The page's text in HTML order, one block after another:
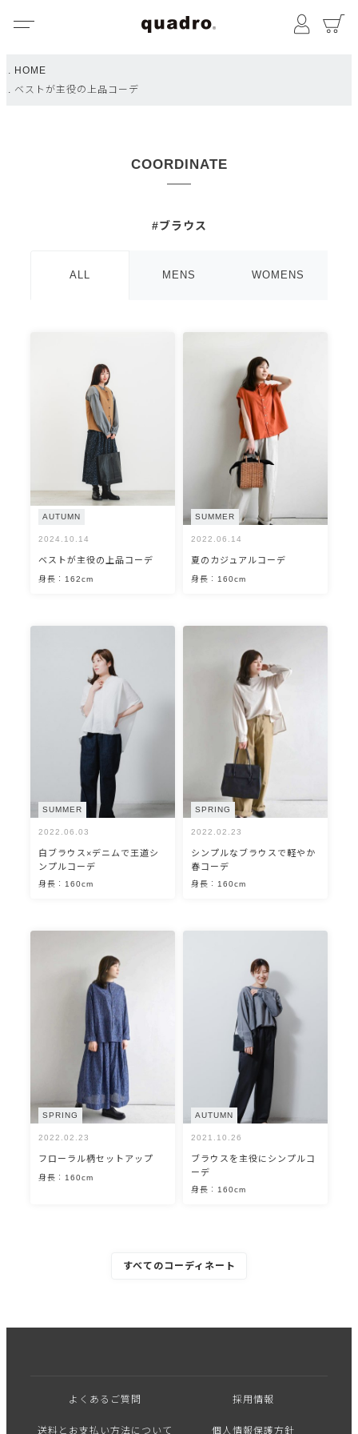
マイペ
HOME
ベストが主役の上品コーデ
COORDINATE
#ブラウス
ALL MENS WOMENS
AUTUMN
2024.10.14
ベストが主役の上品コーデ
身長：162cm
SUMMER
2022.06.14
夏のカジュアルコーデ
身長：160cm
SUMMER
2022.06.03
白ブラウス×デニムで王道シ
ンプルコーデ
身長：160cm
SPRING
2022.02.23
シンプルなブラウスで軽やか
春コーデ
身長：160cm
SPRING
2022.02.23
フローラル柄セットアップ
身長：160cm
AUTUMN
2021.10.26
ブラウスを主役にシンプルコ
ーデ
身長：160cm
すべてのコーディネート
よくあるご質問 採用情報
送料とお支払い方法について 個人情報保護方針